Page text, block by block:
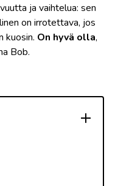
ja vaihtelua: sen
on irrotettava, jos
kuosin. On hyvä olla,
Bob.